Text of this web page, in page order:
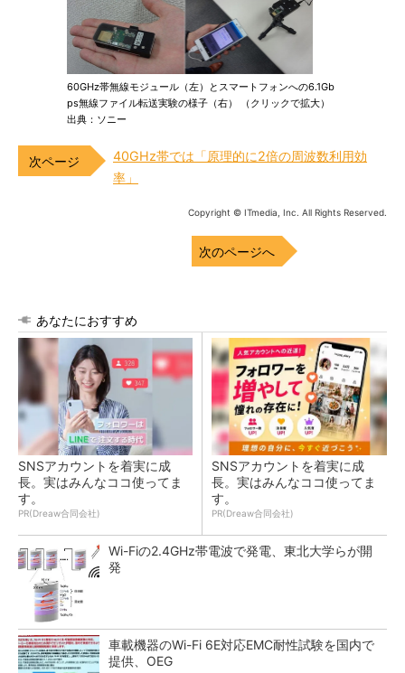
60GHz帯無線モジュール（左）とスマートフォンへの6.1Gb
ps無線ファイル転送実験の様子（右） （クリックで拡大）
出典：ソニー
40GHz帯では「原理的に2倍の周波数利用効
率」
Copyright © ITmedia, Inc. All Rights Reserved.
次のページへ
あなたにおすすめ
SNSアカウントを着実に成
長。実はみんなココ使ってま
す。
PR(Dreaw合同会社)
SNSアカウントを着実に成
長。実はみんなココ使ってま
す。
PR(Dreaw合同会社)
Wi-Fiの2.4GHz帯電波で発電、東北大学らが開
発
車載機器のWi-Fi 6E対応EMC耐性試験を国内で
提供、OEG